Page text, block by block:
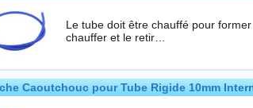
Le tube doit être chauffé pour
chauffer et le retir…
Caoutchouc pour Tube Rigide 10mm